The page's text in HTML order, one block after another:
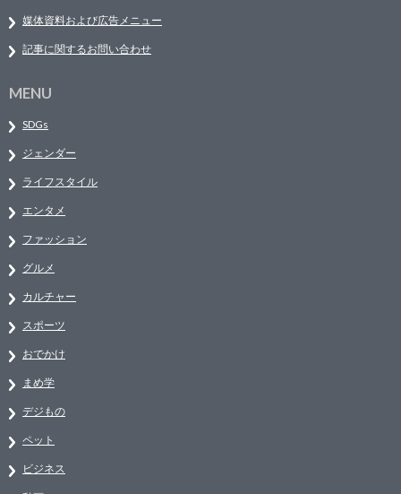
媒体資料および広告メニュー
記事に関するお問い合わせ
MENU
SDGs
ジェンダー
ライフスタイル
エンタメ
ファッション
グルメ
カルチャー
スポーツ
おでかけ
まめ学
デジもの
ペット
ビジネス